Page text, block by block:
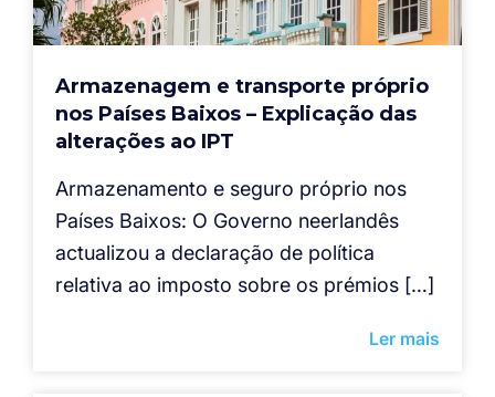
Armazenagem e transporte próprio
nos Países Baixos – Explicação das
alterações ao IPT
Armazenamento e seguro próprio nos
Países Baixos: O Governo neerlandês
actualizou a declaração de política
relativa ao imposto sobre os prémios […]
Ler mais